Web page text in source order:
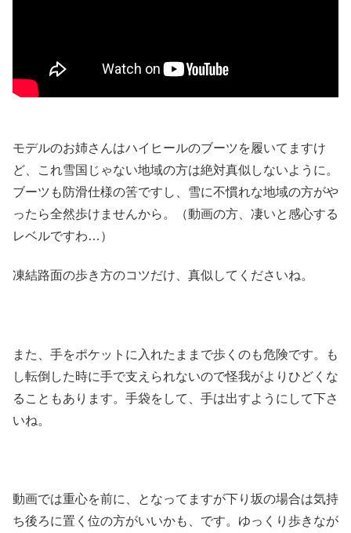
モデルのお姉さんはハイヒールのブーツを履いてますけ
ど、これ雪国じゃない地域の方は絶対真似しないように。
ブーツも防滑仕様の筈ですし、雪に不慣れな地域の方がや
ったら全然歩けませんから。（動画の方、凄いと感心する
レベルですわ…）
凍結路面の歩き方のコツだけ、真似してくださいね。
また、手をポケットに入れたままで歩くのも危険です。も
し転倒した時に手で支えられないので怪我がよりひどくな
ることもあります。手袋をして、手は出すようにして下さ
いね。
動画では重心を前に、となってますが下り坂の場合は気持
ち後ろに置く位の方がいいかも、です。ゆっくり歩きなが